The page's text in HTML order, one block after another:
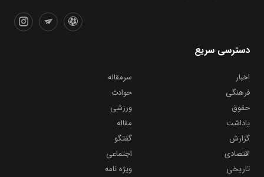
دسترسی سریع
اخبار
سرمقاله
فرهنگی
حوادث
حقوق
ورزشی
یاداشت
مقاله
گزارش
گفتگو
اقتصادی
اجتماعی
تاریخی
ویژه نامه